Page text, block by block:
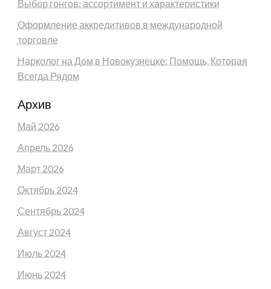
Выбор гонгов: ассортимент и характеристики
Оформление аккредитивов в международной
торговле
Нарколог на Дом в Новокузнецке: Помощь, Которая
Всегда Рядом
Архив
Май 2026
Апрель 2026
Март 2026
Октябрь 2024
Сентябрь 2024
Август 2024
Июль 2024
Июнь 2024